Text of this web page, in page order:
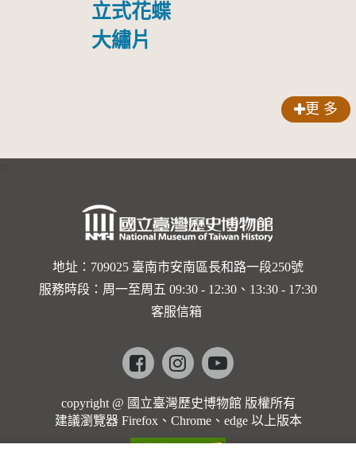
立式花蝶
大繡片
更 多
地址：709025 臺南市安南區長和路一段250號
服務時段：周一至周五 09:30 - 12:30、13:30 - 17:30
客服信箱
Facebookinstagramyoutube
copyright @ 國立臺灣歷史博物館 版權所有
建議瀏覽器 Firefox、Chrome、edge 以上版本